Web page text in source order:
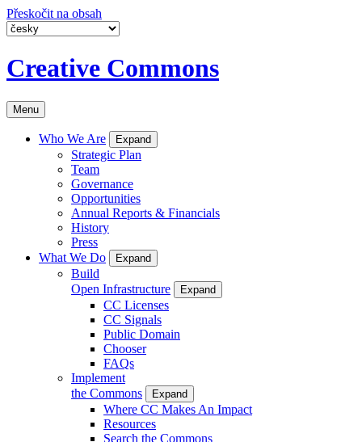
Přeskočit na obsah
Creative Commons
Menu
Who We Are Expand
Strategic Plan
Team
Governance
Opportunities
Annual Reports & Financials
History
Press
What We Do
Expand
Build
Open Infrastructure
Expand
CC Licenses
CC Signals
Public Domain
Chooser
FAQs
Implement
the Commons
Expand
Where CC Makes An Impact
Resources
Search the Commons